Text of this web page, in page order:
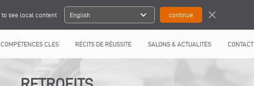
to see local content English expand_more close
COMPÉTENCES CLES RÉCITS DE RÉUSSITE SALONS & ACTUALITÉS CONTACT